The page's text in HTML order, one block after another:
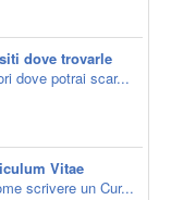
dove trovarle
dove potrai scar...
Vitae
scrivere un Cur...